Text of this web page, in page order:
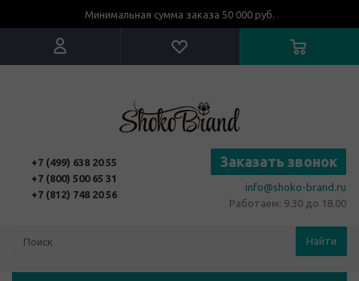
Минимальная сумма заказа 50 000 руб.
+7 (499) 638 20 55
+7 (800) 500 65 31
+7 (812) 748 20 56
Заказать звонок
info@shoko-brand.ru
Работаем: 9.30 до 18.00
Найти